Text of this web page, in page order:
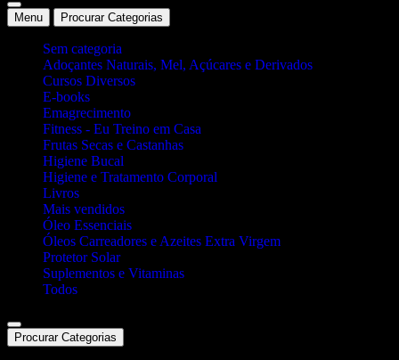
Menu Procurar Categorias
Sem categoria
Adoçantes Naturais, Mel, Açúcares e Derivados
Cursos Diversos
E-books
Emagrecimento
Fitness - Eu Treino em Casa
Frutas Secas e Castanhas
Higiene Bucal
Higiene e Tratamento Corporal
Livros
Mais vendidos
Óleo Essenciais
Óleos Carreadores e Azeites Extra Virgem
Protetor Solar
Suplementos e Vitaminas
Todos
Procurar Categorias